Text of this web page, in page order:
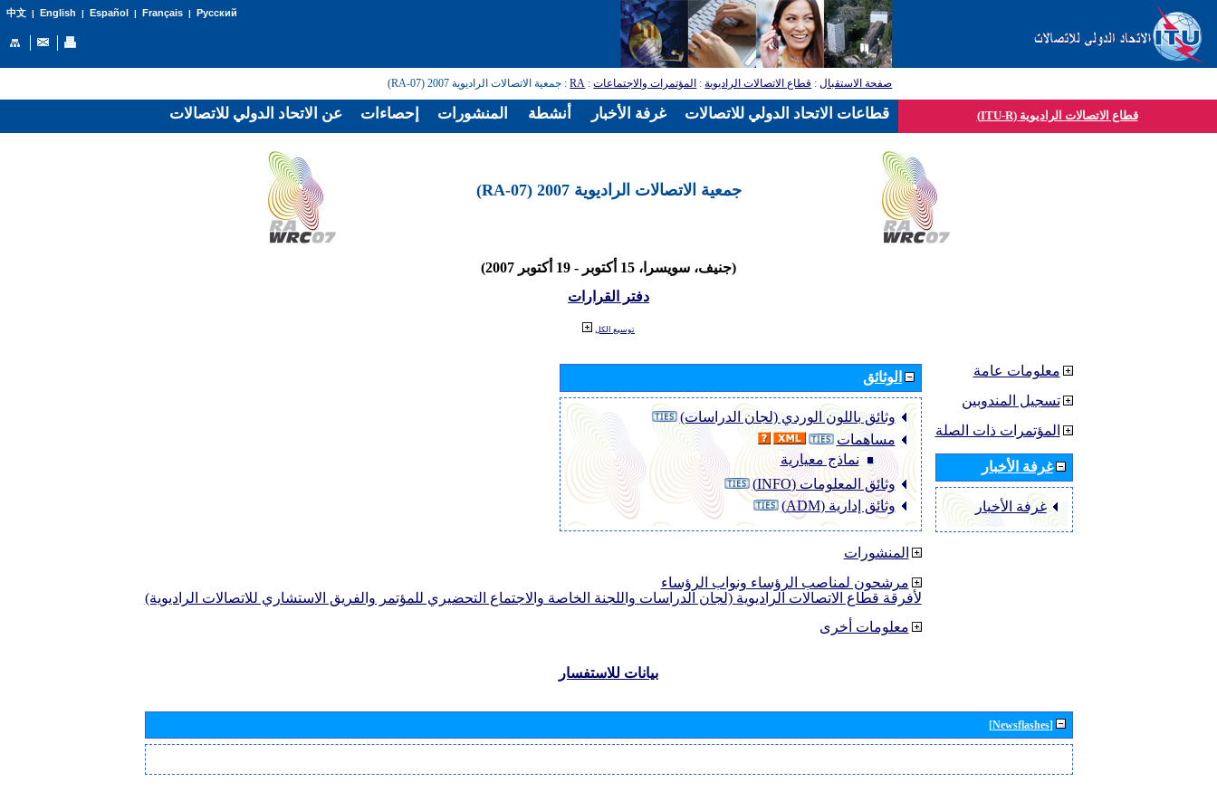
中文| English | Español | Français| Русский
صفحة الاستقبال: قطاع الاتصالات الراديوية: المؤتمرات والاجتماعات:
RA: جمعية الاتصالات الراديوية 2007 (RA-07)
قطاع الاتصالات الراديوية (ITU-R)
جمعية الاتصالات الراديوية 2007 (RA-07)
(جنيف، سويسرا، 15 أكتوبر - 19 أكتوبر 2007)
دفتر القرارات
توسيع الكل
الوثائق
وثائق باللون الوردي (لجان الدراسات)
مساهمات
نماذج معيارية
وثائق المعلومات (INFO)
وثائق إدارية (ADM)
المنشورات
مرشحون لمناصب الرؤساء ونواب الرؤساء
لأفرقة قطاع الاتصالات الراديوية (لجان الدراسات واللجنة الخاصة والاجتماع التحضيري للمؤتمر والفريق الاستشاري للاتصالات الراديوية)
معلومات أخرى
معلومات عامة
تسجيل المندوبين
المؤتمرات ذات الصلة
غرفة الأخبار
غرفة الأخبار
بيانات للاستفسار
[Newsflashes]
عن الاتحاد الدولي للاتصالات إحصاءات المنشورات أنشطة غرفة الأخبار قطاعات الاتحاد الدولي للاتصالات